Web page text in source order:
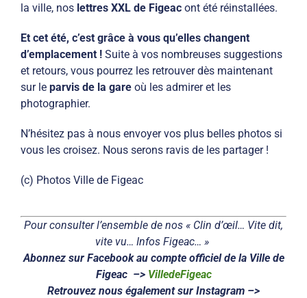
la ville, nos lettres XXL de Figeac ont été réinstallées.
Et cet été, c’est grâce à vous qu’elles changent
d’emplacement ! Suite à vos nombreuses suggestions
et retours, vous pourrez les retrouver dès maintenant
sur le parvis de la gare où les admirer et les
photographier.
N’hésitez pas à nous envoyer vos plus belles photos si
vous les croisez. Nous serons ravis de les partager !
(c) Photos Ville de Figeac
Pour consulter l’ensemble de nos « Clin d’œil… Vite dit,
vite vu… Infos Figeac… »
Abonnez sur Facebook au compte officiel de la Ville de
Figeac –> VilledeFigeac
Retrouvez nous également sur Instagram –>